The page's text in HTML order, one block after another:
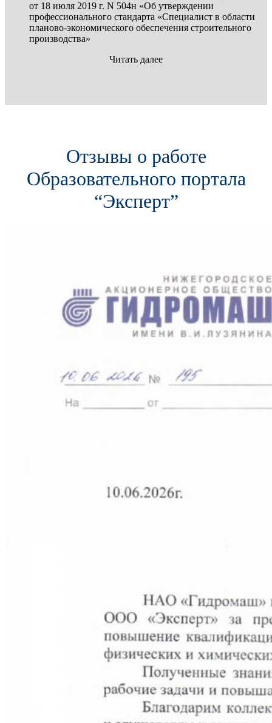
от 18 июля 2019 г. N 504н «Об утверждении
профессионального стандарта «Специалист в области
планово-экономического обеспечения строительного
производства»
Читать далее
Отзывы о работе
Образовательного портала
“Эксперт”